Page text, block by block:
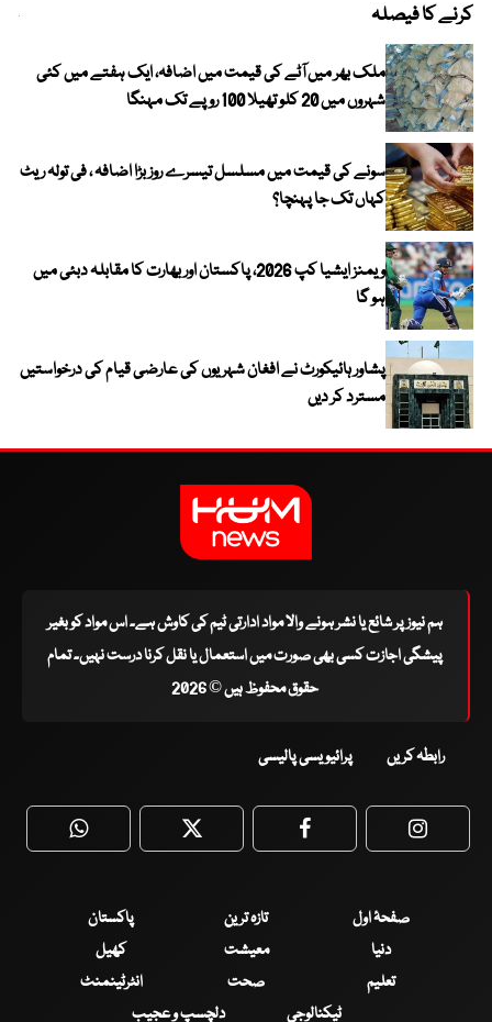
کرنے کا فیصلہ
ملک بھر میں آٹے کی قیمت میں اضافہ، ایک ہفتے میں کئی
شہروں میں 20 کلو تھیلا 100 روپے تک مہنگا
سونے کی قیمت میں مسلسل تیسرے روز بڑا اضافہ ، فی تولہ ریٹ
کہاں تک جا پہنچا؟
ویمنز ایشیا کپ 2026، پاکستان اور بھارت کا مقابلہ دبئی میں
ہو گا
پشاور ہائیکورٹ نے افغان شہریوں کی عارضی قیام کی درخواستیں
مسترد کر دیں
ہم نیوز پر شائع یا نشر ہونے والا مواد ادارتی ٹیم کی کاوش ہے۔ اس مواد کو بغیر
پیشگی اجازت کسی بھی صورت میں استعمال یا نقل کرنا درست نہیں۔ تمام
حقوق محفوظ ہیں © 2026
رابطہ کریں پرائیویسی پالیسی
WhatsApp Twitter Facebook
صفحۂ اول تازہ ترین
پاکستان
دنیا
معیشت
کھیل
تعلیم
صحت
انٹرٹینمنٹ
ٹیکنالوجی
دلچسپ و عجیب